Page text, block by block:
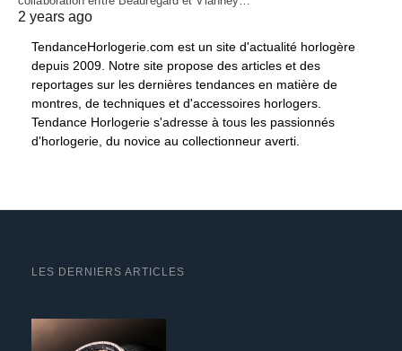
2 years ago
TendanceHorlogerie.com est un site d'actualité horlogère
depuis 2009. Notre site propose des articles et des
reportages sur les dernières tendances en matière de
montres, de techniques et d'accessoires horlogers.
Tendance Horlogerie s'adresse à tous les passionnés
d'horlogerie, du novice au collectionneur averti.
LES DERNIERS ARTICLES